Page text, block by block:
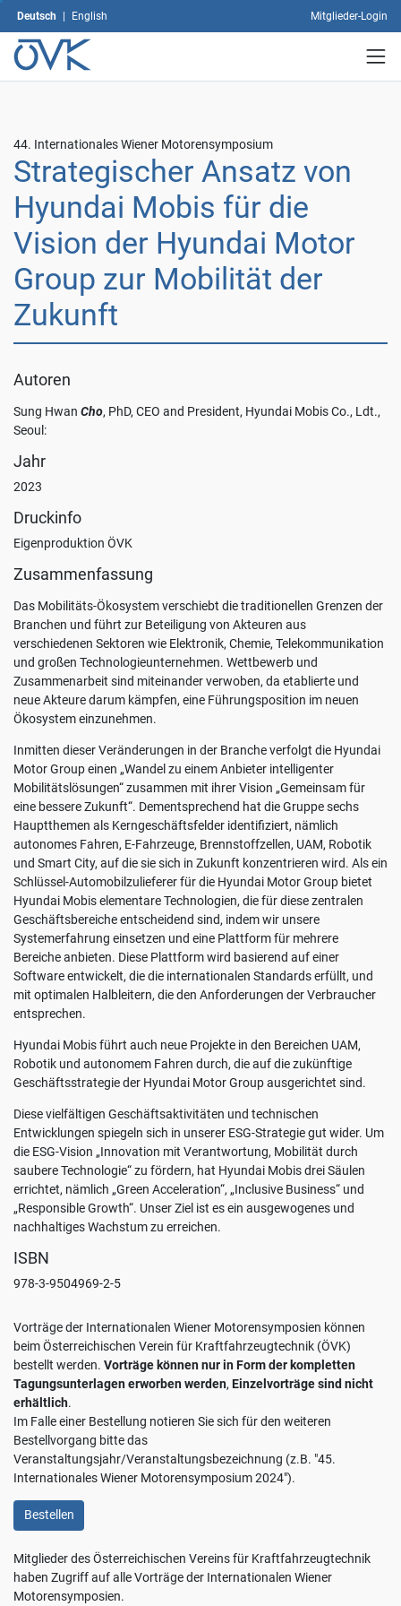
Weitere
Informationen
zum
Thema
unter:
Datenschutz.
Benutzerdefinierte
Einstellungen
Alle
akzeptieren
Notwendige
akzeptieren
Deutsch | English Mitglieder-Login
44. Internationales Wiener Motorensymposium
Strategischer Ansatz von
Hyundai Mobis für die
Vision der Hyundai Motor
Group zur Mobilität der
Zukunft
Autoren
Sung Hwan Cho, PhD, CEO and President, Hyundai Mobis Co., Ldt.,
Seoul:
Jahr
2023
Druckinfo
Eigenproduktion ÖVK
Zusammenfassung
Das Mobilitäts-Ökosystem verschiebt die traditionellen Grenzen der
Branchen und führt zur Beteiligung von Akteuren aus
verschiedenen Sektoren wie Elektronik, Chemie, Telekommunikation
und großen Technologieunternehmen. Wettbewerb und
Zusammenarbeit sind miteinander verwoben, da etablierte und
neue Akteure darum kämpfen, eine Führungsposition im neuen
Ökosystem einzunehmen.
Inmitten dieser Veränderungen in der Branche verfolgt die Hyundai
Motor Group einen „Wandel zu einem Anbieter intelligenter
Mobilitätslösungen“ zusammen mit ihrer Vision „Gemeinsam für
eine bessere Zukunft“. Dementsprechend hat die Gruppe sechs
Hauptthemen als Kerngeschäftsfelder identifiziert, nämlich
autonomes Fahren, E-Fahrzeuge, Brennstoffzellen, UAM, Robotik
und Smart City, auf die sie sich in Zukunft konzentrieren wird. Als ein
Schlüssel-Automobilzulieferer für die Hyundai Motor Group bietet
Hyundai Mobis elementare Technologien, die für diese zentralen
Geschäftsbereiche entscheidend sind, indem wir unsere
Systemerfahrung einsetzen und eine Plattform für mehrere
Bereiche anbieten. Diese Plattform wird basierend auf einer
Software entwickelt, die die internationalen Standards erfüllt, und
mit optimalen Halbleitern, die den Anforderungen der Verbraucher
entsprechen.
Hyundai Mobis führt auch neue Projekte in den Bereichen UAM,
Robotik und autonomem Fahren durch, die auf die zukünftige
Geschäftsstrategie der Hyundai Motor Group ausgerichtet sind.
Diese vielfältigen Geschäftsaktivitäten und technischen
Entwicklungen spiegeln sich in unserer ESG-Strategie gut wider. Um
die ESG-Vision „Innovation mit Verantwortung, Mobilität durch
saubere Technologie“ zu fördern, hat Hyundai Mobis drei Säulen
errichtet, nämlich „Green Acceleration“, „Inclusive Business“ und
„Responsible Growth“. Unser Ziel ist es ein ausgewogenes und
nachhaltiges Wachstum zu erreichen.
ISBN
978-3-9504969-2-5
Vorträge der Internationalen Wiener Motorensymposien können
beim Österreichischen Verein für Kraftfahrzeugtechnik (ÖVK)
bestellt werden. Vorträge können nur in Form der kompletten
Tagungsunterlagen erworben werden, Einzelvorträge sind nicht
erhältlich.
Im Falle einer Bestellung notieren Sie sich für den weiteren
Bestellvorgang bitte das
Veranstaltungsjahr/Veranstaltungsbezeichnung (z.B. "45.
Internationales Wiener Motorensymposium 2024").
Bestellen
Mitglieder des Österreichischen Vereins für Kraftfahrzeugtechnik
haben Zugriff auf alle Vorträge der Internationalen Wiener
Motorensymposien.